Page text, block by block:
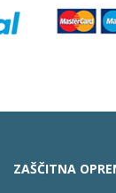
ZAŠČITNA